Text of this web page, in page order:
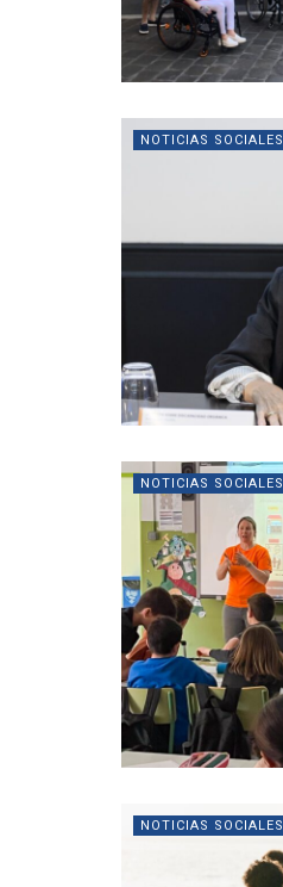
NOTICIAS SOCIALES
NOTICIAS SOCIALES
NOTICIAS SOCIALES